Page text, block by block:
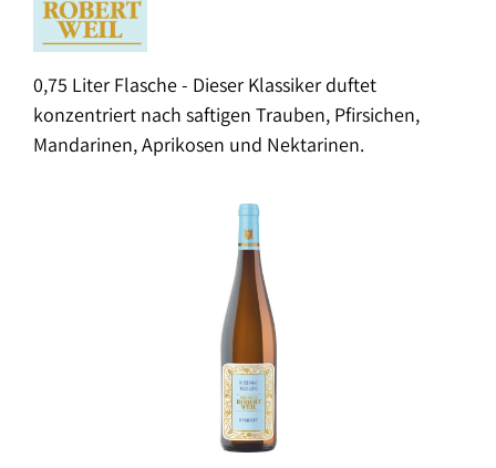
0,75 Liter Flasche - Dieser Klassiker duftet
konzentriert nach saftigen Trauben, Pfirsichen,
Mandarinen, Aprikosen und Nektarinen.
Bildergalerie überspringen